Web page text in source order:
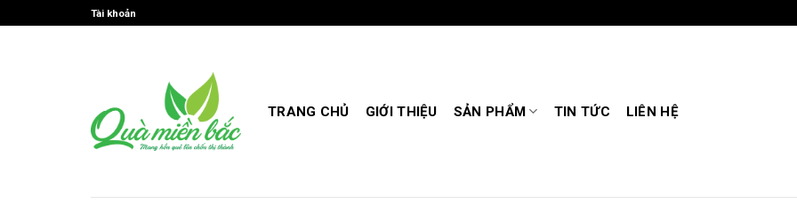
to
Tài khoản
TRANG CHỦ GIỚI THIỆU SẢN PHẨM TIN TỨC LIÊN HỆ